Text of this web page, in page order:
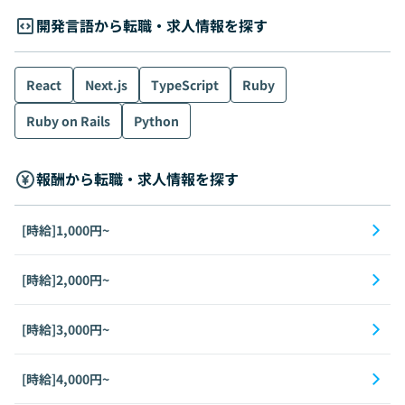
開発言語から転職・求人情報を探す
React Next.js TypeScript
Ruby
Ruby on Rails
Python
報酬から転職・求人情報を探す
[時給]1,000円~
[時給]2,000円~
[時給]3,000円~
[時給]4,000円~